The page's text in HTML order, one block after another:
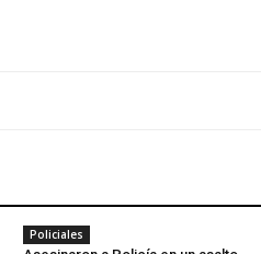
Policiales